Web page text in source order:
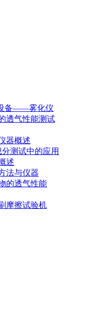
备——雾化仪
透气性能测试
器概述
测试中的应用
述
法与仪器
的透气性能
摩擦试验机